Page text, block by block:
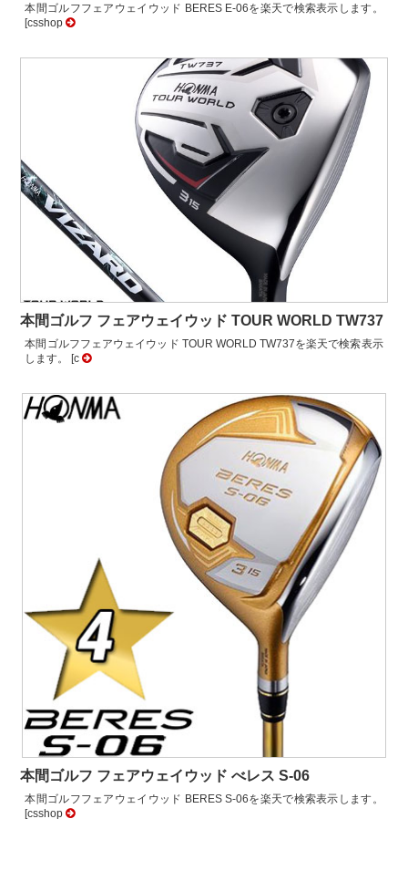
本間ゴルフフェアウェイウッド BERES E-06を楽天で検索表示します。
[csshop
本間ゴルフ フェアウェイウッド TOUR WORLD TW737
本間ゴルフフェアウェイウッド TOUR WORLD TW737を楽天で検索表示
します。 [c
本間ゴルフ フェアウェイウッド べレス S-06
本間ゴルフフェアウェイウッド BERES S-06を楽天で検索表示します。
[csshop